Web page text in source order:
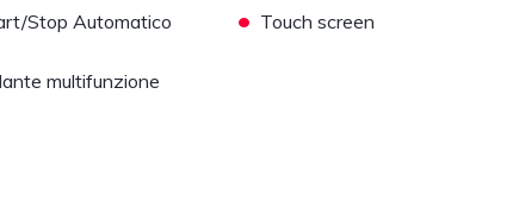
Stop Automatico • Touch screen
multifunzione